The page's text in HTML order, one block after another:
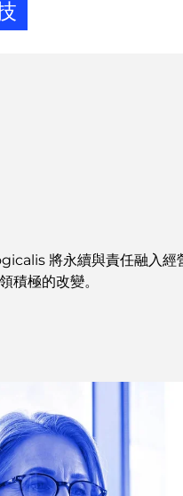
將永續與責任融入經
積極的改變。